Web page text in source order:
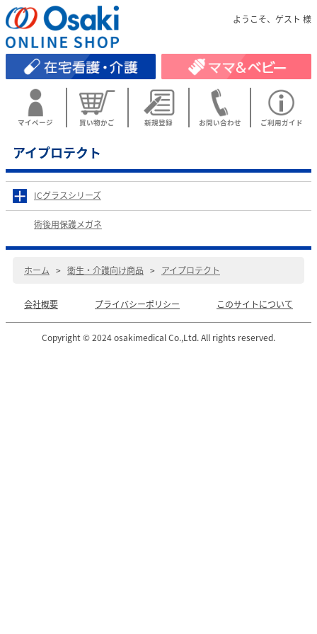
ようこそ、ゲスト 様
マイページ 買い物かご 新規登録 お問い合わせ ご利用ガイド
アイプロテクト
ICグラスシリーズ
術後用保護メガネ
ホーム > 衛生・介護向け商品 > アイプロテクト
会社概要 プライバシーポリシー このサイトについて
Copyright © 2024 osakimedical Co.,Ltd. All rights reserved.